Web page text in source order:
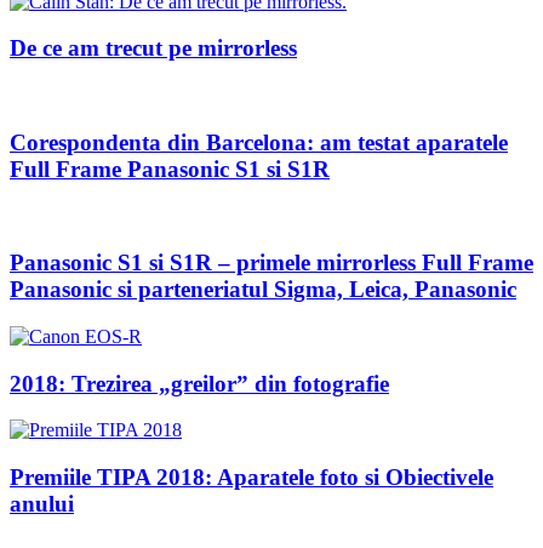
De ce am trecut pe mirrorless
Corespondenta din Barcelona: am testat aparatele
Full Frame Panasonic S1 si S1R
Panasonic S1 si S1R – primele mirrorless Full Frame
Panasonic si parteneriatul Sigma, Leica, Panasonic
2018: Trezirea „greilor” din fotografie
Premiile TIPA 2018: Aparatele foto si Obiectivele
anului